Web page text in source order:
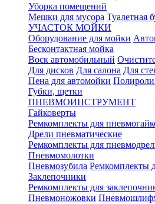
Уборка помещений
Мешки для мусора Туалетная
УЧАСТОК МОЙКИ
Оборудование для мойки
Бесконтактная мойка
Воск автомобильный
Для дисков Для салона Для
Пена для автомойки
Губки, щетки
ПНЕВМОИНСТРУМЕНТ
Гайковерты
Ремкомплекты для
Дрели пневматические
Ремкомплекты для
Пневмомолотки
Пневмозубила Ремкомплекты
Заклепочники
Ремкомплекты для
Пневмоножовки